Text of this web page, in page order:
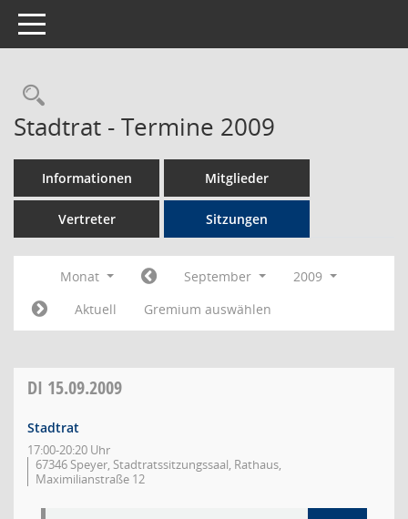
Toggle navigation
Rechercheauswahl
Stadtrat - Termine 2009
Informationen Mitglieder
Vertreter Sitzungen
Monat September
2009
Aktuell
Gremium auswählen
DI 15.09.2009
Stadtrat
17:00-20:20 Uhr
67346 Speyer, Stadtratssitzungssaal, Rathaus,
Maximilianstraße 12